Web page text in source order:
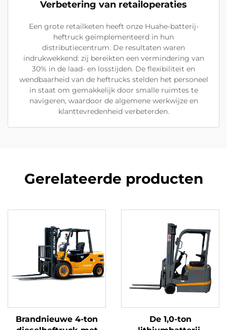
Verbetering van retailoperaties
Een grote retailketen heeft onze Huahe-batterij-
heftruck geïmplementeerd in hun
distributiecentrum. De resultaten waren
indrukwekkend: zij bereikten een vermindering van
30% in de laad- en losstijden. De flexibiliteit en
wendbaarheid van de heftrucks stelden het personeel
in staat om gemakkelijk door smalle ruimtes te
navigeren, waardoor de algemene werkwijze en
klanttevredenheid verbeterden.
Gerelateerde producten
Brandnieuwe 4-ton
De 1,0-ton